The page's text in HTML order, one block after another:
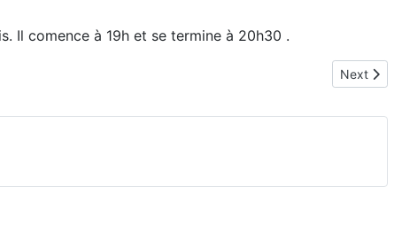
Il comence à 19h et se termine à 20h30 .
Next
Next